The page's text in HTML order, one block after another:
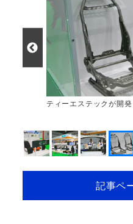
ティーエステックが開
記事ペ